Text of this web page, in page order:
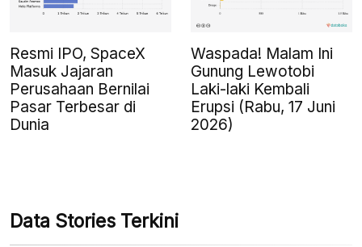
Resmi IPO, SpaceX
Masuk Jajaran
Perusahaan Bernilai
Pasar Terbesar di
Dunia
Waspada! Malam Ini
Gunung Lewotobi
Laki-laki Kembali
Erupsi (Rabu, 17 Juni
2026)
Data Stories Terkini